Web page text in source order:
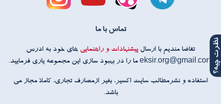
تماس با ما
تقاضا مندیم با ارسال پیشنهادات و راهنمایی های خود به ادرس
eksir.org@gmail.com ما را در بهبود سازی این مجموعه یاری فرمایید.
استفاده و نشرمطالب سایت اکسیر، بغیر ازمصارف تجاری، کاملا مجاز می
باشد.
نظرت چیه؟